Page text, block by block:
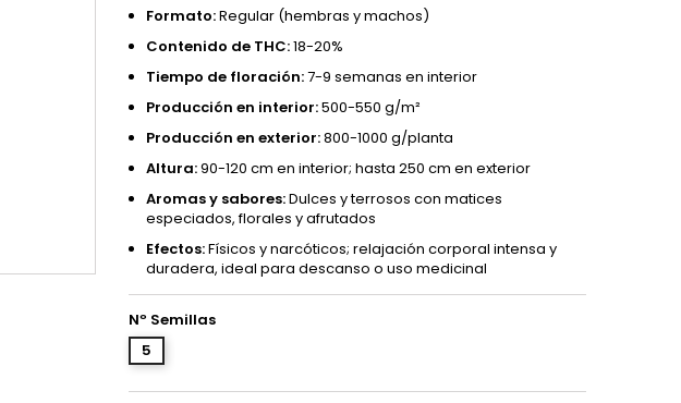
Formato:Regular (hembras y machos)
Contenido de THC:18-20%
Tiempo de floración:7-9 semanas en interior
Producción en interior:500-550 g/m²
Producción en exterior:800-1000 g/planta
Altura:90-120 cm en interior; hasta 250 cm en exterior
Aromas y sabores:Dulces y terrosos con matices
especiados, florales y afrutados
Efectos:Físicos y narcóticos; relajación corporal intensa y
duradera, ideal para descanso o uso medicinal
Nº Semillas
5